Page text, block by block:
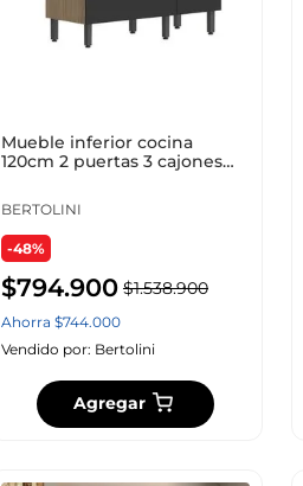
Mueble inferior cocina
120cm 2 puertas 3 cajones
BERTOLINI
-48%
$794.900 $1.538.900
Ahorra $744.000
Vendido por: Bertolini
Agregar